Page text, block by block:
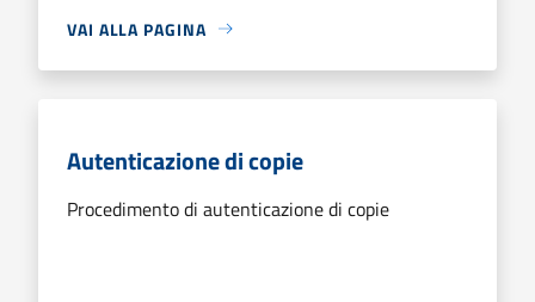
VAI ALLA PAGINA
Autenticazione di copie
Procedimento di autenticazione di copie